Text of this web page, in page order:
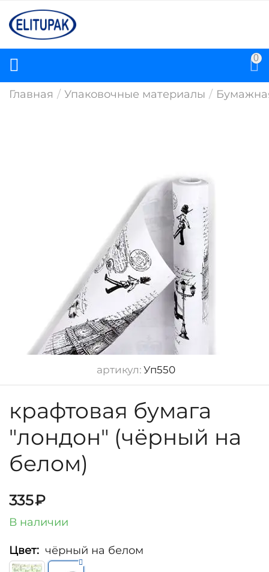
0
Главная / Упаковочные материалы /
артикул: Уп550
крафтовая бумага
"лондон" (чёрный на
белом)
335₽
В наличии
Цвет: чёрный на белом